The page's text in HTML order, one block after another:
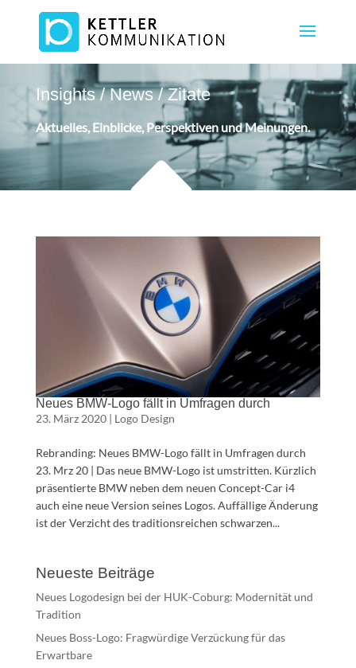
Insights / News / Zitate
Aktuelles, Einblicke, Perspektiven und Meinungen.
Neues BMW-Logo fällt in Umfragen durch
23. März 2020| Logo Design
Rebranding: Neues BMW-Logo fällt in Umfragen durch
23. Mrz 20 | Das neue BMW-Logo ist umstritten. Kürzlich
präsentierte BMW neben dem neuen Concept-Car i4
auch eine neue Version seines Logos. Auffällige Änderung
ist der Verzicht des traditionsreichen schwarzen...
Neueste Beiträge
Neues Logodesign bei der HUK-Coburg: Modernität und
Tradition
Neues Boss-Logo: Fragwürdige Verzückung für das
Erwartbare